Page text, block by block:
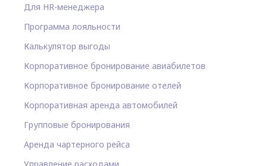
Для HR-менеджера
Программа лояльности
Калькулятор выгоды
Корпоративное бронирование авиабилетов
Корпоративное бронирование отелей
Корпоративная аренда автомобилей
Групповые бронирования
Аренда чартерного рейса
Управление расходами